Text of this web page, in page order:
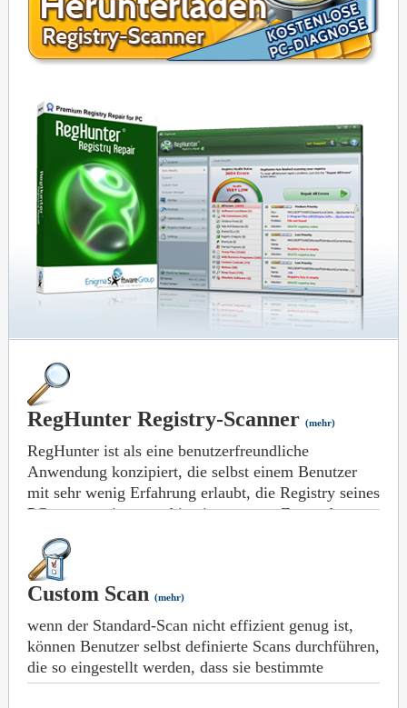
RegHunter Registry-Scanner (mehr)
RegHunter ist als eine benutzerfreundliche
Anwendung konzipiert, die selbst einem Benutzer
mit sehr wenig Erfahrung erlaubt, die Registry seines
PCs zu reparieren und in einem guten Zustand zu
halten. Ein Registry-Scan kann mit nur einem Klick
auf den „Scan starten“-Button gestartet werden. Der
Scan macht dann sofort ungültige oder veraltete
Registry-Einträge ausfindig. RegHunter bietet auch
detaillierte Informationen über Scan-Ergebnisse mit
einer umfassenden Liste von Fehlern, den
betroffenen Schlüsseln und Werten, den Einzelheiten
über das jeweilige Problem sowie den
Custom Scan (mehr)
wenn der Standard-Scan nicht effizient genug ist,
können Benutzer selbst definierte Scans durchführen,
die so eingestellt werden, dass sie bestimmte
Registry-Einträge überprüfen. Die Benutzer können